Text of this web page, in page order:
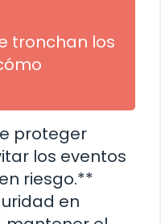
tronchan los
proteger
los eventos
riesgo.**
en